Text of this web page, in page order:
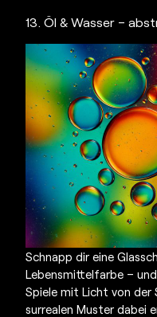
13. Öl & Wasser –
Schnapp dir eine
Lebensmittelfarbe –
Spiele mit Licht von der
surrealen Muster dabei